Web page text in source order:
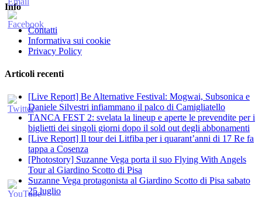
Info
Contatti
Informativa sui cookie
Privacy Policy
Articoli recenti
[Live Report] Be Alternative Festival: Mogwai, Subsonica e
Daniele Silvestri infiammano il palco di Camigliatello
TANCA FEST 2: svelata la lineup e aperte le prevendite per i
biglietti dei singoli giorni dopo il sold out degli abbonamenti
[Live Report] Il tour dei Litfiba per i quarant’anni di 17 Re fa
tappa a Cosenza
[Photostory] Suzanne Vega porta il suo Flying With Angels
Tour al Giardino Scotto di Pisa
Suzanne Vega protagonista al Giardino Scotto di Pisa sabato
25 luglio